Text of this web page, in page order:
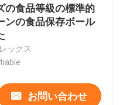
の食品等級の標準的
ンの食品保存ボール
ックス
お問い合わせ